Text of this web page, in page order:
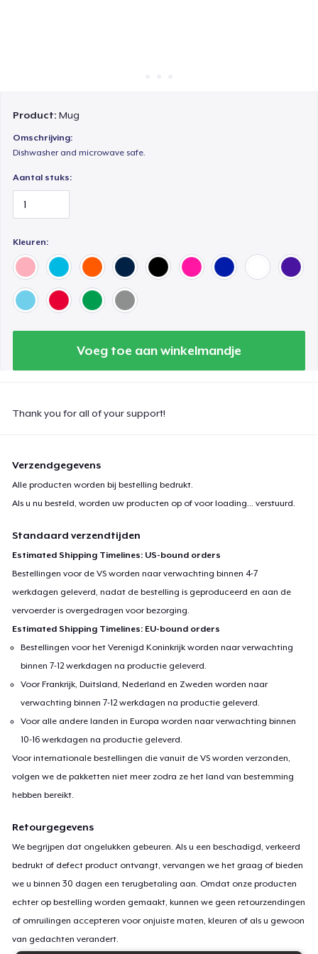
Product:Mug
Omschrijving:
Dishwasher and microwave safe.
Aantal stuks:
Kleuren:
Voeg toe aan winkelmandje
Thank you for all of your support!
Verzendgegevens
Alle producten worden bij bestelling bedrukt.
Als u nu besteld, worden uw producten op of voorloading... verstuurd.
Standaard verzendtijden
Estimated Shipping Timelines: US-bound orders
Bestellingen voor de VS worden naar verwachting binnen 4-7
werkdagen geleverd, nadat de bestelling is geproduceerd en aan de
vervoerder is overgedragen voor bezorging.
Estimated Shipping Timelines: EU-bound orders
Bestellingen voor het Verenigd Koninkrijk worden naar verwachting
binnen 7-12 werkdagen na productie geleverd.
Voor Frankrijk, Duitsland, Nederland en Zweden worden naar
verwachting binnen 7-12 werkdagen na productie geleverd.
Voor alle andere landen in Europa worden naar verwachting binnen
10-16 werkdagen na productie geleverd.
Voor internationale bestellingen die vanuit de VS worden verzonden,
volgen we de pakketten niet meer zodra ze het land van bestemming
hebben bereikt.
Retourgegevens
We begrijpen dat ongelukken gebeuren. Als u een beschadigd, verkeerd
bedrukt of defect product ontvangt, vervangen we het graag of bieden
we u binnen 30 dagen een terugbetaling aan. Omdat onze producten
echter op bestelling worden gemaakt, kunnen we geen retourzendingen
of omruilingen accepteren voor onjuiste maten, kleuren of als u gewoon
van gedachten verandert.